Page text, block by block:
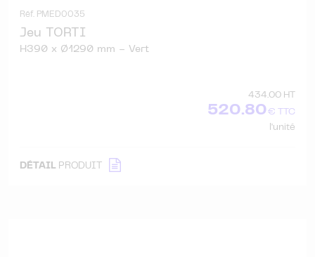
Réf. PMED0035
Jeu TORTI
H390 x Ø1290 mm - Vert
434.00 HT
520.80€ TTC
l'unité
DÉTAIL PRODUIT